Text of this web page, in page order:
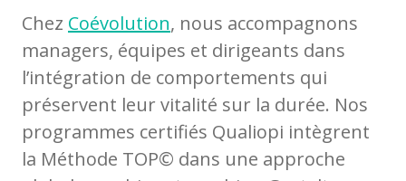
Chez Coévolution, nous accompagnons
managers, équipes et dirigeants dans
l’intégration de comportements qui
préservent leur vitalité sur la durée. Nos
programmes certifiés Qualiopi intègrent
la Méthode TOP© dans une approche